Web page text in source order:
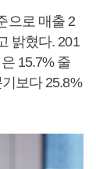
으로 매출 2
밝혔다. 201
15.7% 줄
보다 25.8%